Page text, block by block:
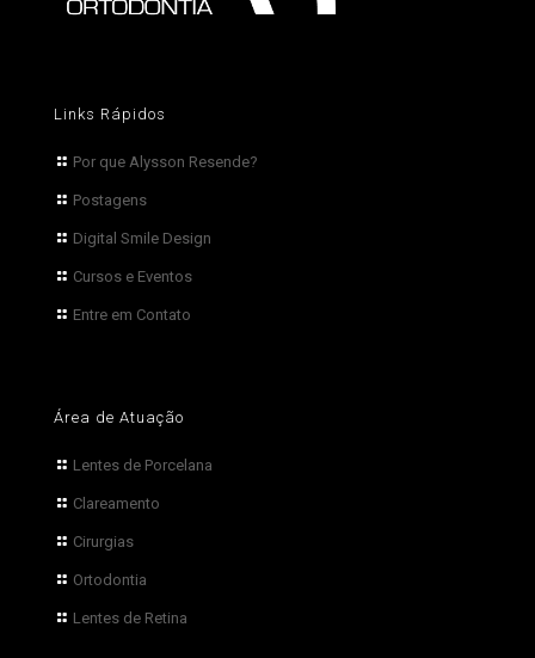
Links Rápidos
Por que Alysson Resende?
Postagens
Digital Smile Design
Cursos e Eventos
Entre em Contato
Área de Atuação
Lentes de Porcelana
Clareamento
Cirurgias
Ortodontia
Lentes de Retina